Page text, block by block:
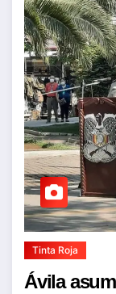
Tinta Roja
Ávila